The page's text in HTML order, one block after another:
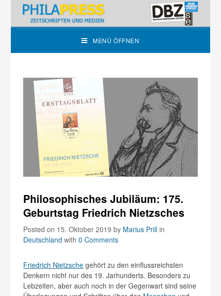
MENÜ ÖFFNEN
Philosophisches Jubiläum: 175.
Geburtstag Friedrich Nietzsches
Posted on 15. Oktober 2019by Marius Prill in
Deutschland with0 Comments
Friedrich Nietzsche gehört zu den einflussreichsten
Denkern nicht nur des 19. Jarhunderts. Besonders zu
Lebzeiten, aber auch noch in der Gegenwart sind seine